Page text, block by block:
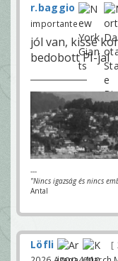
r.baggio
importante
jól van, kissé
bedobott PI-jal
---
"Nincs igazság és nincs
Antal
Löfli